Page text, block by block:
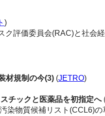
)
評価委員会(RAC)と社会
材規制の今(3) (JETRO)
チックと医薬品を初指定へ
物質候補リスト(CCL6)